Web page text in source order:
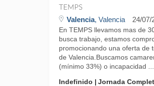
TEMPS
Valencia, Valencia 24/07/
En TEMPS llevamos mas de
busca trabajo, estamos
promocionando una oferta de
de Valencia.Buscamos
(mínimo 33%) o incapacidad ...
Indefinido
Jornada